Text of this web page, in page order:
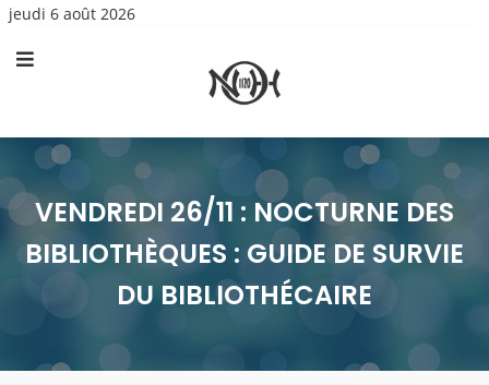
jeudi 6 août 2026
VENDREDI 26/11 : NOCTURNE DES
BIBLIOTHÈQUES : GUIDE DE SURVIE
DU BIBLIOTHÉCAIRE